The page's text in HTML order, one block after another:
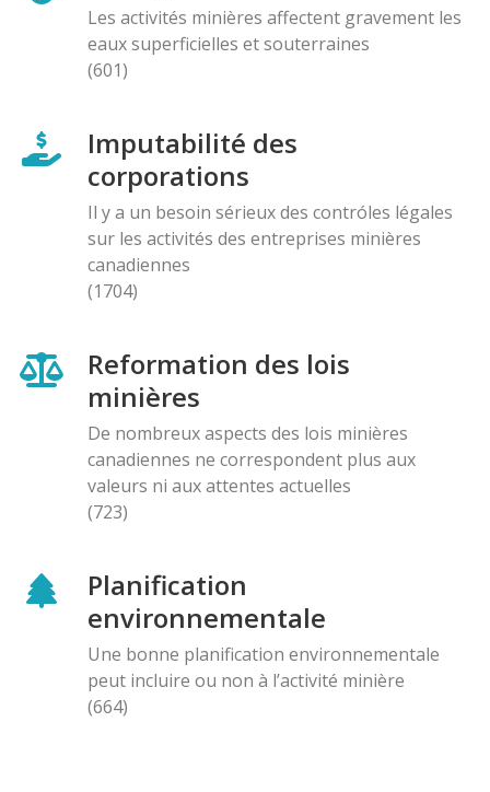
Les activités minières affectent gravement les
eaux superficielles et souterraines
(601)
Imputabilité des
corporations
Il y a un besoin sérieux des contróles légales
sur les activités des entreprises minières
canadiennes
(1704)
Reformation des lois
minières
De nombreux aspects des lois minières
canadiennes ne correspondent plus aux
valeurs ni aux attentes actuelles
(723)
Planification
environnementale
Une bonne planification environnementale
peut incluire ou non à l’activité minière
(664)